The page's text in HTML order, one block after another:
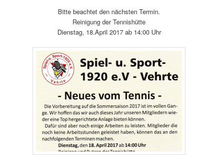
Bitte beachtet den nächsten Termin.
Reinigung der Tennishütte
Dienstag, 18.April 2017 ab 14:00 Uhr